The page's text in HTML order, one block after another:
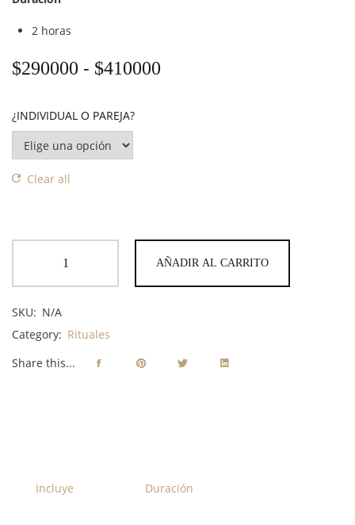
2 horas
$290000 - $410000
¿INDIVIDUAL O PAREJA?
Clear all
AÑADIR AL CARRITO
SKU: N/A
Category: Rituales
Share this...
Incluye Duración